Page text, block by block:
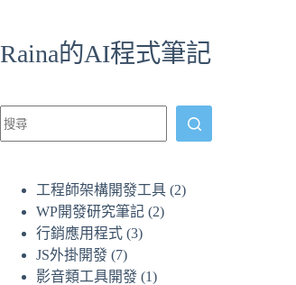
主
容
Raina的AI程式筆記
工程師架構開發工具 (2)
WP開發研究筆記 (2)
行銷應用程式 (3)
JS外掛開發 (7)
影音類工具開發 (1)